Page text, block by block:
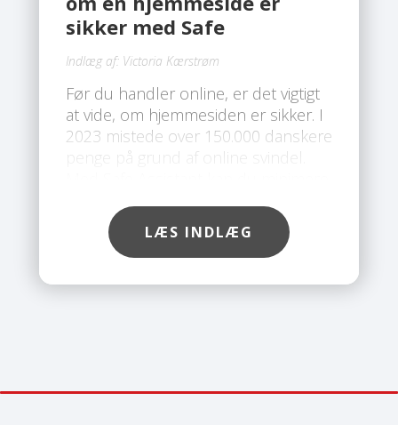
sikker med Safe
Indlæg af: Victoria Kærstrøm
Før du handler online, er det vigtigt
at vide, om hjemmesiden er sikker. I
2023 mistede over 150.000 danskere
penge på grund af online svindel.
Med Safe’s værktøj kan du nemt
tjekke, om en hjemmeside er sikker,
før du indtaster dine
kortoplysninger.
LÆS INDLÆG